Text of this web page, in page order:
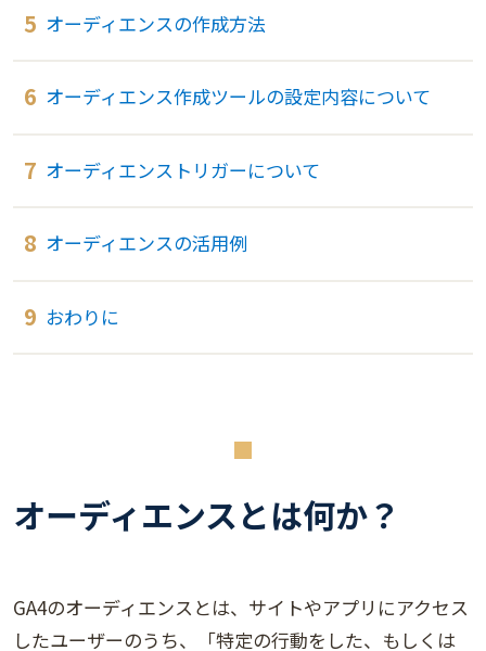
オーディエンスの作成方法
オーディエンス作成ツールの設定内容について
オーディエンストリガーについて
オーディエンスの活用例
おわりに
オーディエンスとは何か？
GA4のオーディエンスとは、サイトやアプリにアクセス
したユーザーのうち、「特定の行動をした、もしくは